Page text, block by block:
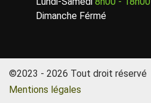
Dimanche Férmé
©2023 - 2026 Tout droit réservé
Mentions légales